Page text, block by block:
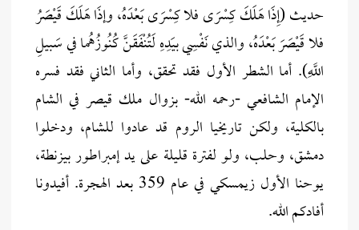
حديث (إِذَا هَلَكَ كِسْرَى فلا كِسْرَى بَعْدَهُ، وإذَا هَلَكَ قَيْصَرُ
فلا قَيْصَرَ بَعْدَهُ، والذي نَفْسِي بيَدِهِ لَتُنْفَقَنَّ كُنُوزُهُما في سَبيلِ
اللَّهِ). أما الشطر الأول فقد تحقق، وأما الثاني فقد فسره
الإمام الشافعي -رحمه الله- بزوال ملك قيصر في الشام
بالكلية، ولكن تاريخيا الروم قد عادوا للشام، ودخلوا
دمشق، وحلب، ولو لفترة قليلة على يد إمبراطور بيزنطة،
يوحنا الأول زيمسكي في عام 359 بعد الهجرة. أفيدونا
أفادكم الله.